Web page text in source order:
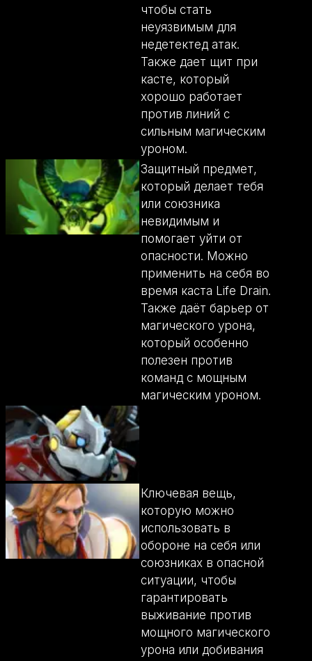
чтобы стать
неуязвимым для
недетектед атак.
Также дает щит при
касте, который
хорошо работает
против линий с
сильным магическим
уроном.
Защитный предмет,
который делает тебя
или союзника
невидимым и
помогает уйти от
опасности. Можно
применить на себя во
время каста Life Drain.
Также даёт барьер от
магического урона,
который особенно
полезен против
команд с мощным
магическим уроном.
Ключевая вещь,
которую можно
использовать в
обороне на себя или
союзниках в опасной
ситуации, чтобы
гарантировать
выживание против
мощного магического
урона или добивания